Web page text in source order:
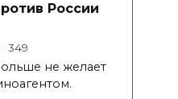
России
349
не желает